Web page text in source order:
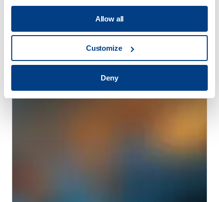
Allow all
Customize
Deny
El Programa de Formación de Clientes
Quintus